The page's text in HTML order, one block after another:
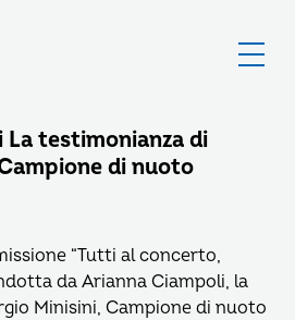
La testimonianza di
di nuoto
“Tutti al concerto,
da Arianna Ciampoli, la
Minisini, Campione di nuoto